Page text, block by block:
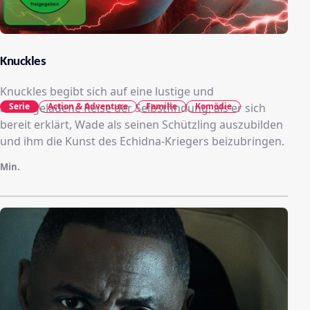
Knuckles
Knuckles begibt sich auf eine lustige und
actiongeladene Reise der Selbstfindung, als er sich
bereit erklärt, Wade als seinen Schützling auszubilden
und ihm die Kunst des Echidna-Kriegers beizubringen.
Min.
Serie Action & Adventure Familie Komödie